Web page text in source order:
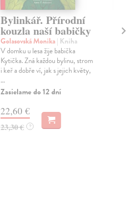
Bylinkář. Přírodní
kouzla naší babičky
Golasovská Monika| Kniha
V domku u lesa žije babička
Kytička. Zná každou bylinu, strom
i keř a dobře ví, jak s jejich květy,
...
Zasielame do 12 dní
22,60 €
23,30 € ?
I.